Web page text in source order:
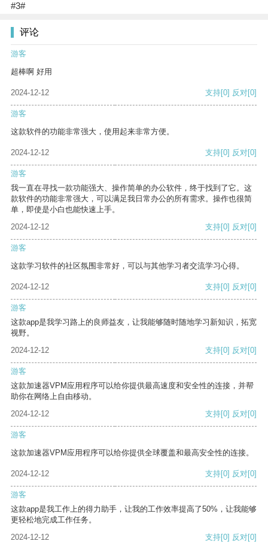
#3#
评论
游客
超棒啊 好用
2024-12-12 支持[0] 反对[0]
游客
这款软件的功能非常强大，使用起来非常方便。
2024-12-12 支持[0] 反对[0]
游客
我一直在寻找一款功能强大、操作简单的办公软件，终于找到了它。这
款软件的功能非常强大，可以满足我日常办公的所有需求。操作也很简
单，即使是小白也能快速上手。
2024-12-12
支持[0] 反对[0]
游客
这款学习软件的社区氛围非常好，可以与其他学习者交流学习心得。
2024-12-12 支持[0] 反对[0]
游客
这款app是我学习路上的良师益友，让我能够随时随地学习新知识，拓宽
视野。
2024-12-12
支持[0] 反对[0]
游客
这款加速器VPM应用程序可以给你提供最高速度和安全性的连接，并帮
助你在网络上自由移动。
2024-12-12
支持[0] 反对[0]
游客
这款加速器VPM应用程序可以给你提供全球覆盖和最高安全性的连接。
2024-12-12 支持[0] 反对[0]
游客
这款app是我工作上的得力助手，让我的工作效率提高了50%，让我能够
更轻松地完成工作任务。
2024-12-12
支持[0] 反对[0]